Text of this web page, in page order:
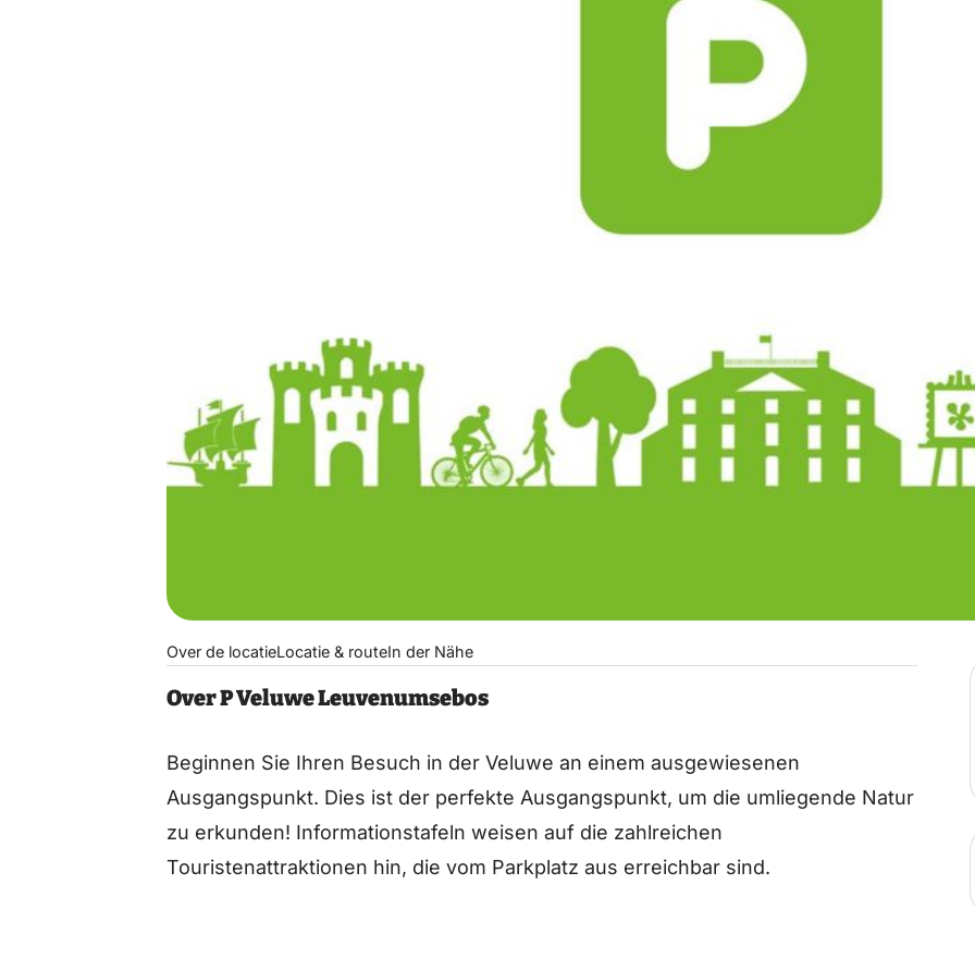
Over de locatieLocatie & routeIn der Nähe
Over P Veluwe Leuvenumsebos
Beginnen Sie Ihren Besuch in der Veluwe an einem ausgewiesenen
Ausgangspunkt. Dies ist der perfekte Ausgangspunkt, um die umliegende Natur
zu erkunden! Informationstafeln weisen auf die zahlreichen
Touristenattraktionen hin, die vom Parkplatz aus erreichbar sind.